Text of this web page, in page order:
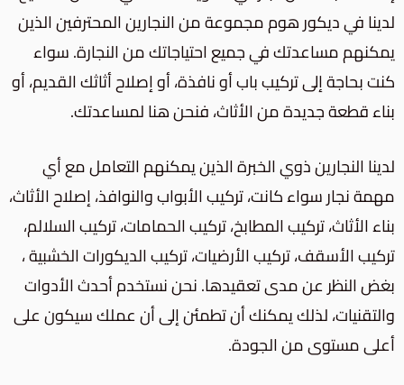
لدينا في ديكور هوم مجموعة من النجارين المحترفين الذين
يمكنهم مساعدتك في جميع احتياجاتك من النجارة. سواء
كنت بحاجة إلى تركيب باب أو نافذة، أو إصلاح أثاثك القديم، أو
بناء قطعة جديدة من الأثاث، فنحن هنا لمساعدتك.
لدينا النجارين ذوي الخبرة الذين يمكنهم التعامل مع أي
مهمة نجار سواء كانت، تركيب الأبواب والنوافذ، إصلاح الأثاث،
بناء الأثاث، تركيب المطابخ، تركيب الحمامات، تركيب السلالم،
تركيب الأسقف، تركيب الأرضيات، تركيب الديكورات الخشبية ،
بغض النظر عن مدى تعقيدها. نحن نستخدم أحدث الأدوات
والتقنيات، لذلك يمكنك أن تطمئن إلى أن عملك سيكون على
أعلى مستوى من الجودة.